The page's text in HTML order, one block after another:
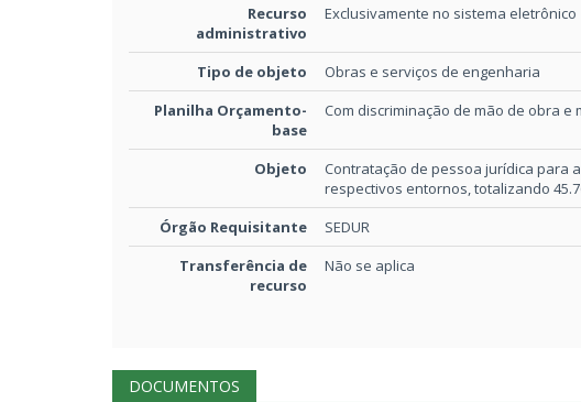
Recurso
administrativo
Exclusivamente no sistema eletrônico
Tipo de objeto
Obras e serviços de engenharia
Planilha Orçamento-
base
Com discriminação de mão de obra e
Objeto
Contratação de pessoa jurídica para
respectivos entornos, totalizando
Órgão Requisitante
SEDUR
Transferência de
recurso
Não se aplica
DOCUMENTOS